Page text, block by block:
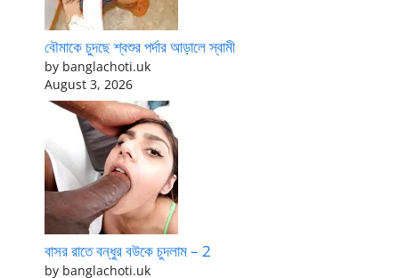
বৌমাকে চুদছে শ্বশুর পর্দার আড়ালে স্বামী
by banglachoti.uk
August 3, 2026
বাসর রাতে বন্ধুর বউকে চুদলাম – 2
by banglachoti.uk